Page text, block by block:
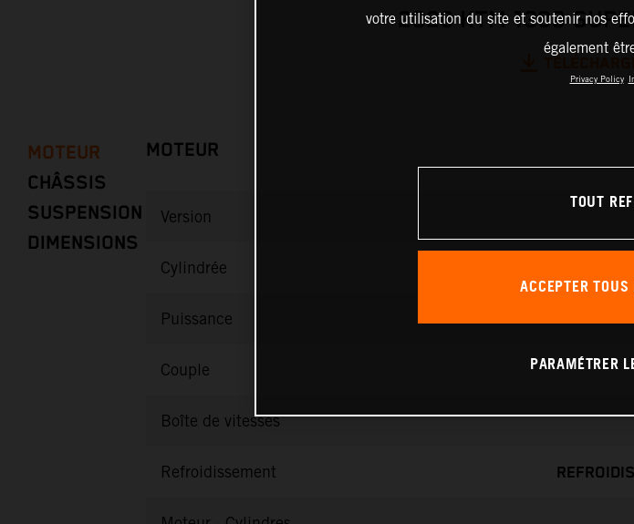
2026 KTM 1390
MOTEUR
CHÂSSIS
SUSPENSION
DIMENSIONS
MOTEUR
Version
Cylindrée
Puissance
Couple
Boîte de vitesses
Refroidissement
votre utilisation du site et soutenir nos
également
Privacy Policy
TOUT
ACCEPTER
PARAMÉTRER